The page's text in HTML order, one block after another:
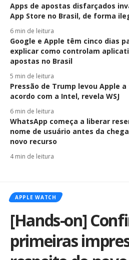
Apps de apostas disfarçados
App Store no Brasil, de forma
6 min de leitura
Google e Apple têm cinco dias
explicar como controlam
apostas no Brasil
5 min de leitura
Pressão de Trump levou Apple
acordo com a Intel, revela WSJ
6 min de leitura
WhatsApp começa a liberar
nome de usuário antes da
novo recurso
4 min de leitura
APPLE WATCH
[Hands-on]
primeiras